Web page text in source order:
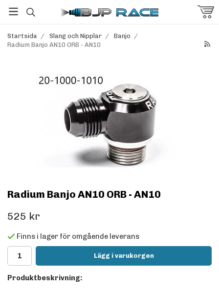
Startsida / Slang och Nipplar / Banjo /
Radium Banjo AN10 ORB - AN10
Radium Banjo AN10 ORB - AN10
525 kr
Finns i lager för omgående leverans
Lägg i varukorgen
Produktbeskrivning: